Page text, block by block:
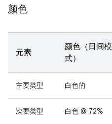
颜色
元素
颜色（日间模
式）
主要类型 白色的
次要类型 白色 @ 72%